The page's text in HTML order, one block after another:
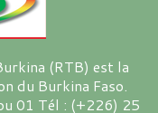
(RTB) est la
du Burkina Faso.
01 Tél : (+226) 25